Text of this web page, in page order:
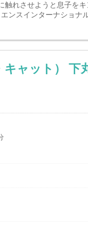
触れさせようと息子を
ンスインターナショナ
ャット） 下